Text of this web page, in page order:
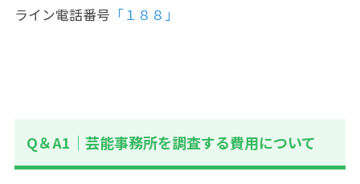
ライン電話番号 「１８８」
Q＆A1｜芸能事務所を調査する費用について